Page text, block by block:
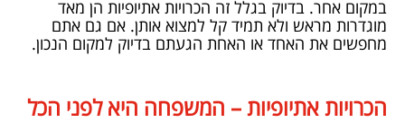
במקום אחר. בדיוק בגלל זה הכרויות אתיופיות הן מאד
מוגדרות מראש ולא תמיד קל למצוא אותן. אם גם אתם
מחפשים את האחד או האחת הגעתם בדיוק למקום הנכון.
הכרויות אתיופיות – המשפחה היא לפני הכל